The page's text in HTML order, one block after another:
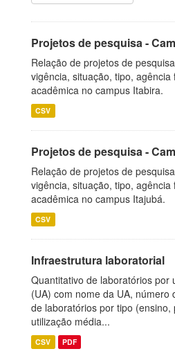
Projetos de pesquisa -
Relação de projetos de
vigência, situação, tipo,
acadêmica no campus Itabira.
CSV
Projetos de pesquisa -
Relação de projetos de
vigência, situação, tipo,
acadêmica no campus Itajubá.
CSV
Infraestrutura laboratorial
Quantitativo de laboratórios por
(UA) com nome da UA, número
de laboratórios por tipo (ensino,
utilização média...
CSV PDF